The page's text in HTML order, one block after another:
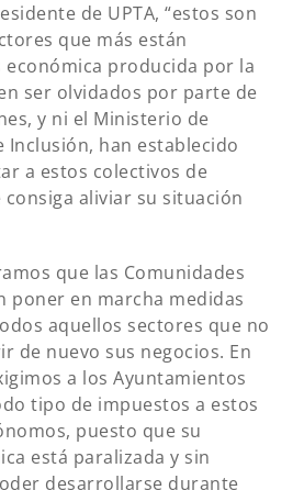
de UPTA, “estos son
que más están
producida por la
ser olvidados por parte de
y ni el Ministerio de
Inclusión, han establecido
a estos colectivos de
aliviar su situación
que las Comunidades
poner en marcha medidas
aquellos sectores que no
de nuevo sus negocios. En
a los Ayuntamientos
tipo de impuestos a estos
puesto que su
está paralizada y sin
desarrollarse durante